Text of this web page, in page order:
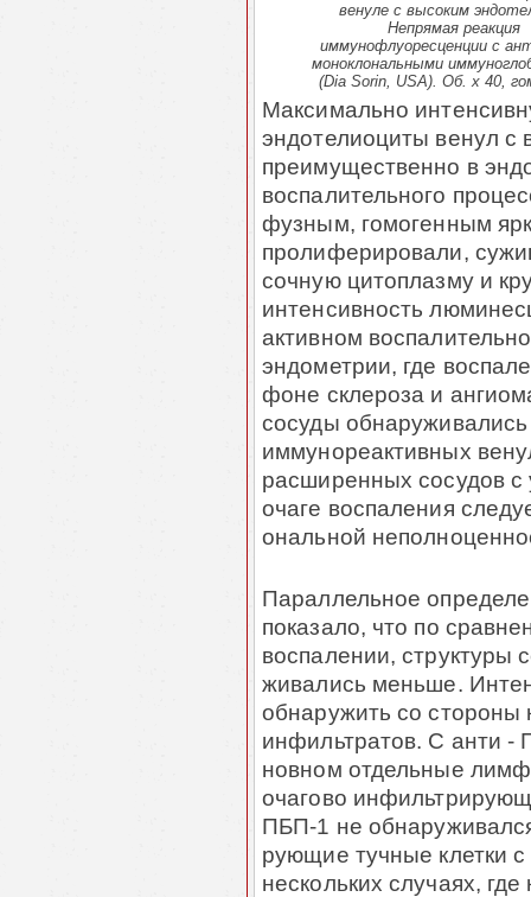
венуле с высоким
Непрямая реакция
иммунофлуоресценции с
моноклональными
(Dia Sorin, USA). Об. х 40,
Максимально
эндотелиоциты венул с
преимущественно в
воспалительного
фуз­ным, гомогенным
пролиферировали,
сочную ци­то­плазму и
интенсивность
активном
эндометрии, где
фоне склероза и
сосуды
иммунореактивных
расширенных сосудов
очаге воспаления
ональ­ной
Параллельное
показало, что по
воспалении,
живались меньше.
обнаружить со стороны
инфильтратов. С анти -
новном отдельные
очагово
ПБП-1 не
рующие тучные клетки
нескольких случаях,